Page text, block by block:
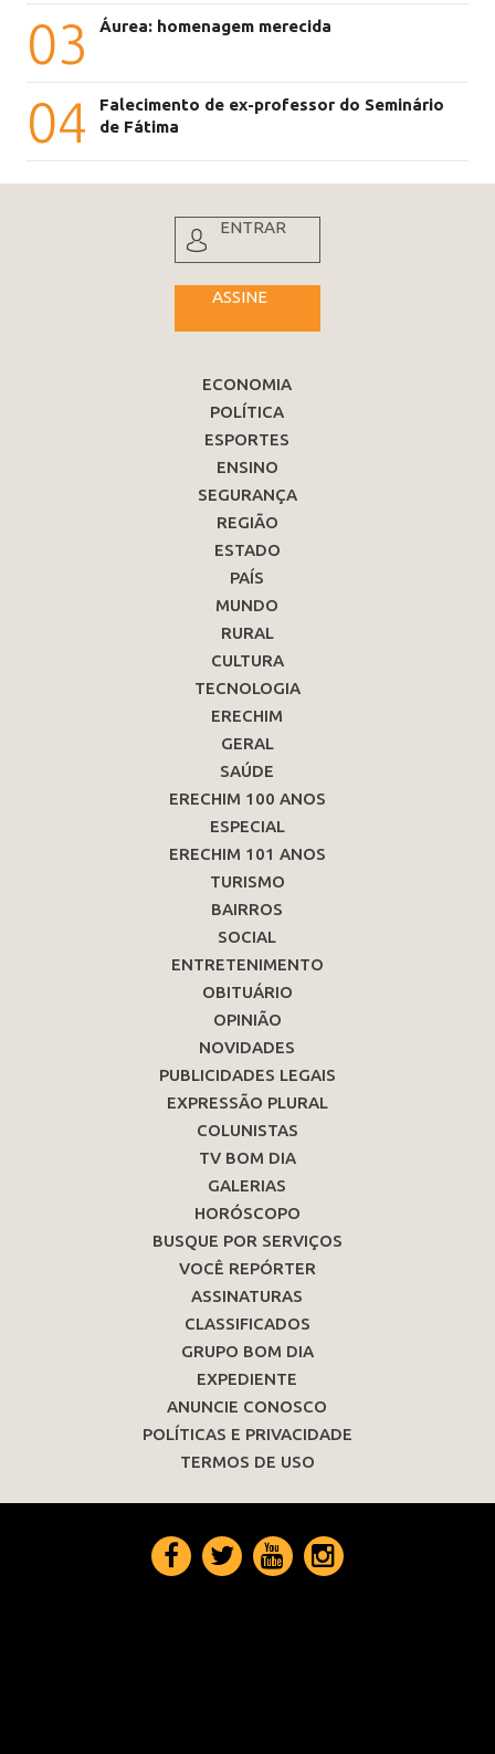
03 Áurea: homenagem merecida
04
Falecimento de ex-professor do Seminário
de Fátima
ENTRAR
ASSINE
ECONOMIA
POLÍTICA
ESPORTES
ENSINO
SEGURANÇA
REGIÃO
ESTADO
PAÍS
MUNDO
RURAL
CULTURA
TECNOLOGIA
ERECHIM
GERAL
SAÚDE
ERECHIM 100 ANOS
ESPECIAL
ERECHIM 101 ANOS
TURISMO
BAIRROS
SOCIAL
ENTRETENIMENTO
OBITUÁRIO
OPINIÃO
NOVIDADES
PUBLICIDADES LEGAIS
EXPRESSÃO PLURAL
COLUNISTAS
TV BOM DIA
GALERIAS
HORÓSCOPO
BUSQUE POR SERVIÇOS
VOCÊ REPÓRTER
ASSINATURAS
CLASSIFICADOS
GRUPO BOM DIA
EXPEDIENTE
ANUNCIE CONOSCO
POLÍTICAS E PRIVACIDADE
TERMOS DE USO